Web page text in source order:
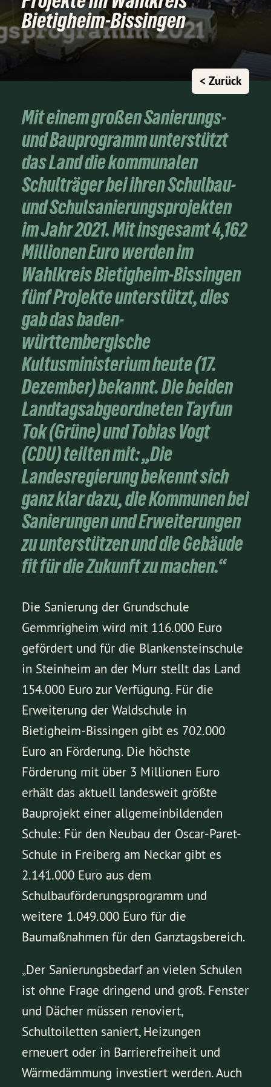
Bietigheim-Bissingen
< Zurück
Mit einem großen Sanierungs-
und Bauprogramm unterstützt
das Land die kommunalen
Schulträger bei ihren Schulbau-
und Schulsanierungsprojekten
im Jahr 2021. Mit insgesamt 4,162
Millionen Euro werden im
Wahlkreis Bietigheim-Bissingen
fünf Projekte unterstützt, dies
gab das baden-
württembergische
Kultusministerium heute (17.
Dezember) bekannt. Die beiden
Landtagsabgeordneten Tayfun
Tok (Grüne) und Tobias Vogt
(CDU) teilten mit: „Die
Landesregierung bekennt sich
ganz klar dazu, die Kommunen bei
Sanierungen und Erweiterungen
zu unterstützen und die Gebäude
fit für die Zukunft zu machen.“
Die Sanierung der Grundschule
Gemmrigheim wird mit 116.000 Euro
gefördert und für die Blankensteinschule
in Steinheim an der Murr stellt das Land
154.000 Euro zur Verfügung. Für die
Erweiterung der Waldschule in
Bietigheim-Bissingen gibt es 702.000
Euro an Förderung. Die höchste
Förderung mit über 3 Millionen Euro
erhält das aktuell landesweit größte
Bauprojekt einer allgemeinbildenden
Schule: Für den Neubau der Oscar-Paret-
Schule in Freiberg am Neckar gibt es
2.141.000 Euro aus dem
Schulbauförderungsprogramm und
weitere 1.049.000 Euro für die
Baumaßnahmen für den Ganztagsbereich.
„Der Sanierungsbedarf an vielen Schulen
ist ohne Frage dringend und groß. Fenster
und Dächer müssen renoviert,
Schultoiletten saniert, Heizungen
erneuert oder in Barrierefreiheit und
Wärmedämmung investiert werden. Auch